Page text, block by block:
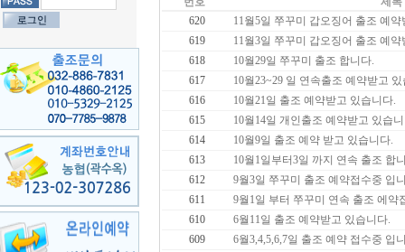
620
11월5일 쭈꾸미 갑오징어 출조 예
619
11월3일 쭈꾸미 갑오징어 출조 예
618
10월29일 쭈꾸미 출조 합니다.
617
10월23~29 일 연속출조 예약받고
616
10월21일 출조 예약받고 있습니다.
615
10월14일 개인출조 예약받고 있습
614
10월9일 출조 예약 받고 있습니다.
613
10월1일부터3일 까지 연속 출조 합
612
9월3일 쭈꾸미 출조 예약접수중 입
611
9월1일 부터 쭈꾸미 연속 출조 에약
610
6월11일 출조 예약받고 있습니다.
609
6월3,4,5,6,7일 출조 예약 접수중 입